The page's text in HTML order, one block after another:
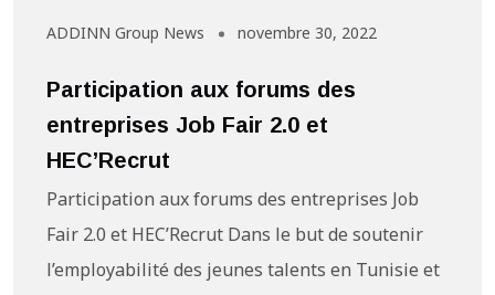
ADDINN Group News novembre 30, 2022
Participation aux forums des
entreprises Job Fair 2.0 et
HEC’Recrut
Participation aux forums des entreprises Job
Fair 2.0 et HEC’Recrut Dans le but de soutenir
l’employabilité des jeunes talents en Tunisie et